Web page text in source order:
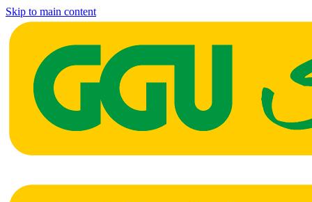
Skip to main content